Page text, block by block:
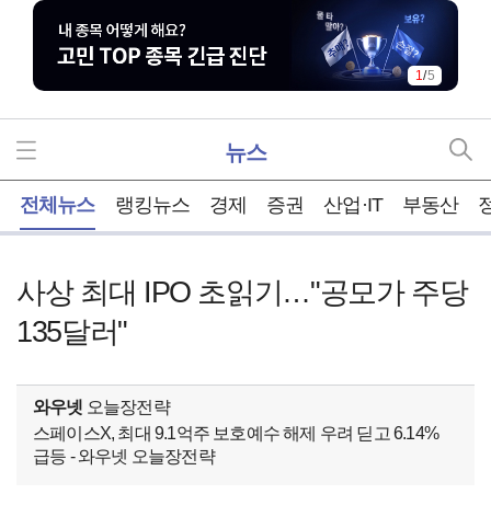
1/5
뉴스
전체뉴스 랭킹뉴스 경제 증권 산업·IT 부동산
사상 최대 IPO 초읽기…"공모가 주당
135달러"
와우넷 오늘장전략
스페이스X, 최대 9.1억주 보호예수 해제 우려 딛고 6.14%
급등 - 와우넷 오늘장전략